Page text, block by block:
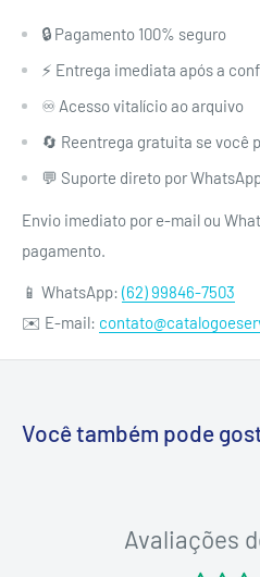
🔒 Pagamento 100% seguro
⚡ Entrega imediata após a
♾️ Acesso vitalício ao arquivo
🔄 Reentrega gratuita se você
💬 Suporte direto por
Envio imediato por e-mail ou
pagamento.
📱 WhatsApp: (62) 99846-7503
✉️ E-mail:
Você também pode
Avaliações